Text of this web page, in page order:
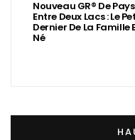
Nouveau GR® De Pays
Entre Deux Lacs : Le
Dernier De La Famille
Né